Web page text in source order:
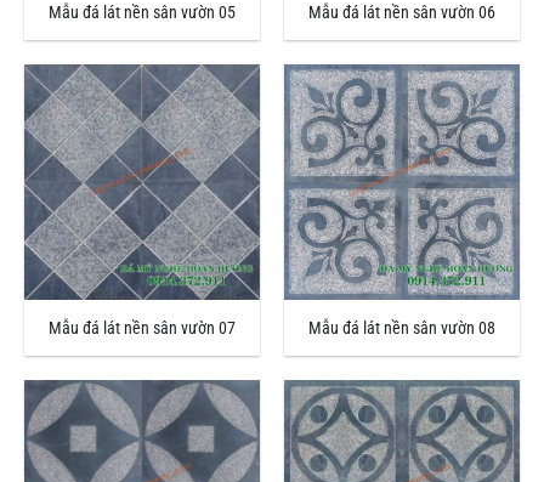
Mẫu đá lát nền sân vườn 05 Mẫu đá lát nền sân vườn 06
Mẫu đá lát nền sân vườn 07 Mẫu đá lát nền sân vườn 08